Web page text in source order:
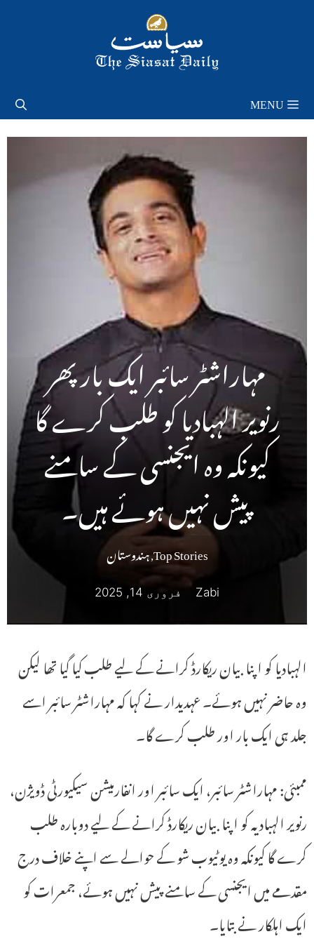
MENU
مہاراشٹر سائبر ایک بار پھر
رنویر الہبادیا کو طلب کرے گا
کیونکہ وہ ایجنسی کے سامنے
پیش نہیں ہوئے ہیں۔
Top Stories
,ہندوستان
Zabi فروری 14, 2025
الہبادیا کو اپنا بیان ریکارڈ کرانے کے لیے طلب کیا گیا تھا لیکن
وہ حاضر نہیں ہوئے۔ عہدیدار نے کہا کہ مہاراشٹر سائبر اسے
جلد ہی ایک بار اور طلب کرے گا۔
ممبئی: مہاراشٹر سائبر، ایک سائبر اور انفارمیشن سیکیورٹی ڈویژن،
رنویر الہبادیہ کو اپنا بیان ریکارڈ کرانے کے لیے دوبارہ طلب
کرے گا کیونکہ وہ یوٹیوب شو کے حوالے سے اپنے خلاف درج
مقدمے میں ایجنسی کے سامنے پیش نہیں ہوئے، جمعرات کو
ایک اہلکار نے بتایا۔